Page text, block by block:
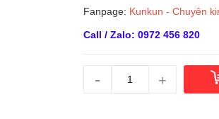
Fanpage: Kunkun - Chuyên
Call / Zalo: 0972 456 820
- +